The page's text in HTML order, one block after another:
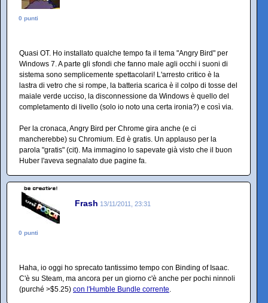
0 punti
Quasi OT. Ho installato qualche tempo fa il tema "Angry Bird" per
Windows 7. A parte gli sfondi che fanno male agli occhi i suoni di
sistema sono semplicemente spettacolari! L'arresto critico è la
lastra di vetro che si rompe, la batteria scarica è il colpo di tosse del
maiale verde ucciso, la disconnessione da Windows è quello del
completamento di livello (solo io noto una certa ironia?) e così via.
Per la cronaca, Angry Bird per Chrome gira anche (e ci
mancherebbe) su Chromium. Ed è gratis. Un applauso per la
parola "gratis" (cit). Ma immagino lo sapevate già visto che il buon
Huber l'aveva segnalato due pagine fa.
Frash 13/11/2011, 23:31
0 punti
Haha, io oggi ho sprecato tantissimo tempo con Binding of Isaac.
C'è su Steam, ma ancora per un giorno c'è anche per pochi ninnoli
(purché >$5.25) con l'Humble Bundle corrente.